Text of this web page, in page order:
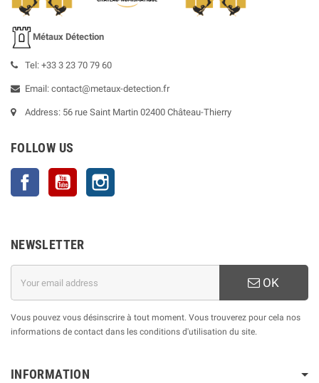
Métaux Détection
Tel: +33 3 23 70 79 60
Email: contact@metaux-detection.fr
Address: 56 rue Saint Martin 02400 Château-Thierry
FOLLOW US
Facebook YouTube
NEWSLETTER
OK
Vous pouvez vous désinscrire à tout moment. Vous trouverez pour cela nos
informations de contact dans les conditions d'utilisation du site.
INFORMATION